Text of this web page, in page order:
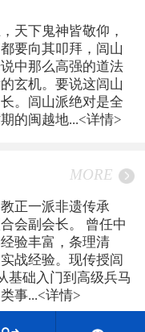
天下鬼神皆敬仰，
要向其叩拜，闾山
中那么高强的道法
玄机。要说这闾山
。闾山派绝对是全
的闽越地...<详情>
MORE
正一派非遗传承
会副会长。 曾任中
验丰富，条理清
战经验。现传授闾
基础入门到高级兵马
事...<详情>